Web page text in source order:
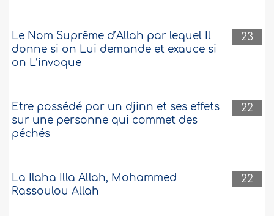
23
Le Nom Suprême d’Allah par lequel Il
donne si on Lui demande et exauce si
on L’invoque
22
Etre possédé par un djinn et ses effets
sur une personne qui commet des
péchés
22
La Ilaha Illa Allah, Mohammed
Rassoulou Allah